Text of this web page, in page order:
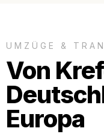
UMZÜGE &
Von
Europa